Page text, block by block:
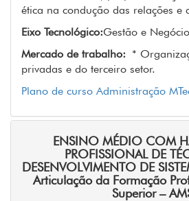
ética na condução das relações e
Eixo Tecnológico:Gestão e
Mercado de trabalho: *
privadas e do terceiro setor.
Plano de curso Administração
ENSINO MÉDIO COM
PROFISSIONAL DE
DESENVOLVIMENTO DE
Articulação da Formação
Superior –